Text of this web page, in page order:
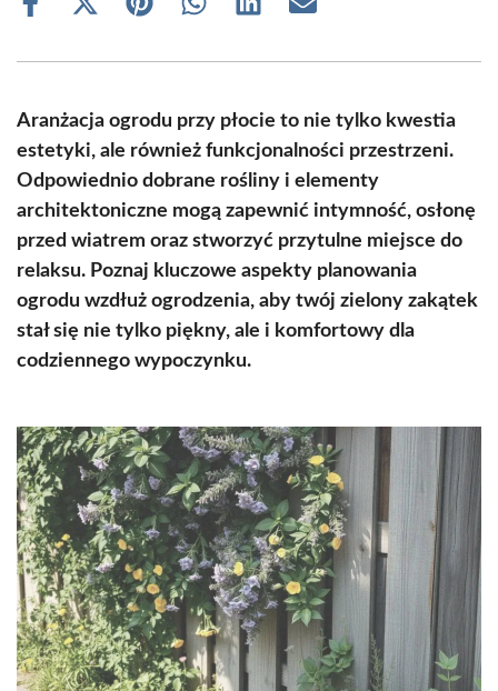
Share
Share
(Twitter)
Share Share Share Share
Aranżacja ogrodu przy płocie to nie tylko kwestia
estetyki, ale również funkcjonalności przestrzeni.
Odpowiednio dobrane rośliny i elementy
architektoniczne mogą zapewnić intymność, osłonę
przed wiatrem oraz stworzyć przytulne miejsce do
relaksu. Poznaj kluczowe aspekty planowania
ogrodu wzdłuż ogrodzenia, aby twój zielony zakątek
stał się nie tylko piękny, ale i komfortowy dla
codziennego wypoczynku.